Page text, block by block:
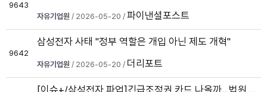
9643
자유기업원 / 2026-05-20 / 파이낸셜포스트
9642
삼성전자 사태 "정부 역할은 개입 아닌 제도 개혁"
자유기업원 / 2026-05-20 / 더리포트
[이슈+/삼성전자 파업]긴급조정권 카드 나올까…법원 가처분이 변수